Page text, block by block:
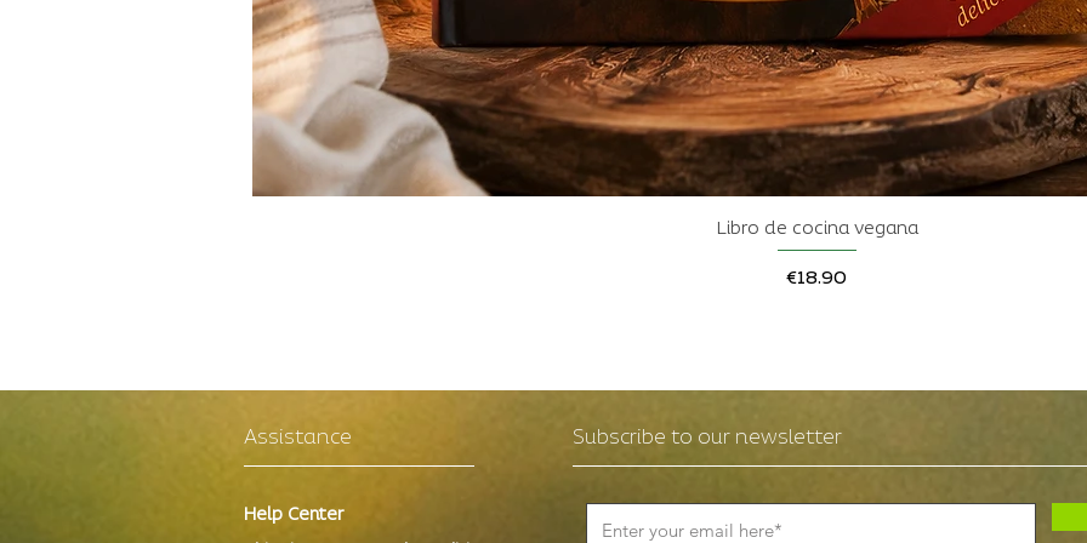
Quick View
Libro de cocina vegana
Price
€18.90
Assistance
Help Center
Subscribe to our newsletter